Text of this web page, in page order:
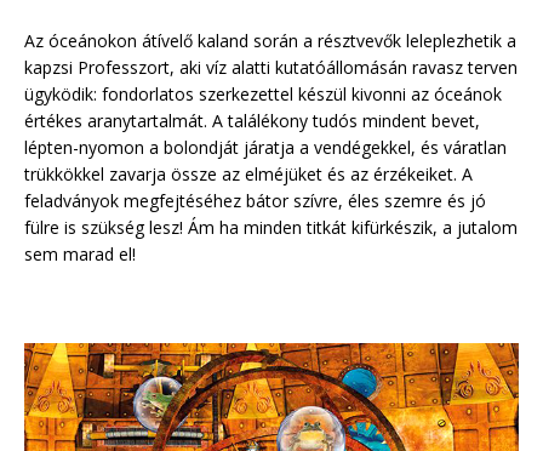
Az óceánokon átívelő kaland során a résztvevők leleplezhetik a
kapzsi Professzort, aki víz alatti kutatóállomásán ravasz terven
ügyködik: fondorlatos szerkezettel készül kivonni az óceánok
értékes aranytartalmát. A találékony tudós mindent bevet,
lépten-nyomon a bolondját járatja a vendégekkel, és váratlan
trükkökkel zavarja össze az elméjüket és az érzékeiket. A
feladványok megfejtéséhez bátor szívre, éles szemre és jó
fülre is szükség lesz! Ám ha minden titkát kifürkészik, a jutalom
sem marad el!